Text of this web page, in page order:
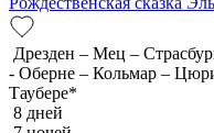
Дрезден – Мец –
- Оберне – Кольмар –
Таубере*
8 дней